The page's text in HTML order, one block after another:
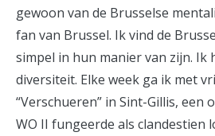
gewoon van de Brusselse
fan van Brussel. Ik vind de
simpel in hun manier van zijn. Ik
diversiteit. Elke week ga ik met
“Verschueren” in Sint-Gillis, een
WO II fungeerde als clandestien